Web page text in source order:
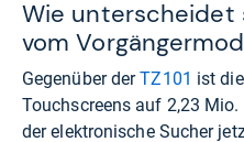
Wie unterscheidet
vom
Gegenüber derTZ101 ist
Touchscreens auf 2,23
der elektronische Sucher